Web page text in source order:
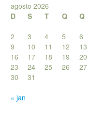
agosto 2026
D
S T Q Q
2
3 4 5 6
9
10 11 12 13
16
17 18 19 20
23
24 25 26 27
30
31
« jan